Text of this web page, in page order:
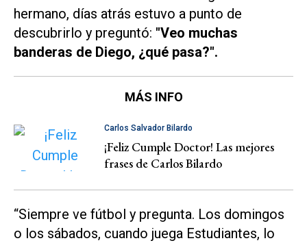
hermano, días atrás estuvo a punto de
descubrirlo y preguntó: "Veo muchas
banderas de Diego, ¿qué pasa?".
MÁS INFO
Carlos Salvador Bilardo
¡Feliz Cumple Doctor! Las mejores
frases de Carlos Bilardo
“Siempre ve fútbol y pregunta. Los domingos
o los sábados, cuando juega Estudiantes, lo